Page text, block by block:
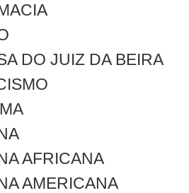
DO JUIZ DA BEIRA
AFRICANA
AMERICANA